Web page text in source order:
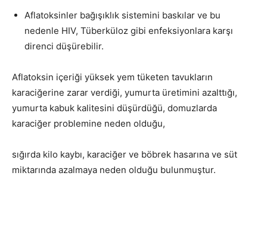
Aflatoksinler bağışıklık sistemini baskılar ve bu
nedenle HIV, Tüberküloz gibi enfeksiyonlara karşı
direnci düşürebilir.
Aflatoksin içeriği yüksek yem tüketen tavukların
karaciğerine zarar verdiği, yumurta üretimini azalttığı,
yumurta kabuk kalitesini düşürdüğü, domuzlarda
karaciğer problemine neden olduğu,
sığırda kilo kaybı, karaciğer ve böbrek hasarına ve süt
miktarında azalmaya neden olduğu bulunmuştur.